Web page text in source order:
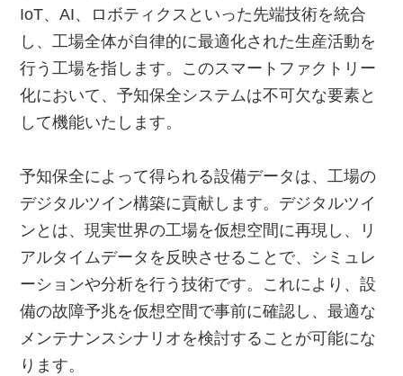
IoT、AI、ロボティクスといった先端技術を統合
し、工場全体が自律的に最適化された生産活動を
行う工場を指します。このスマートファクトリー
化において、予知保全システムは不可欠な要素と
して機能いたします。
予知保全によって得られる設備データは、工場の
デジタルツイン構築に貢献します。デジタルツイ
ンとは、現実世界の工場を仮想空間に再現し、リ
アルタイムデータを反映させることで、シミュレ
ーションや分析を行う技術です。これにより、設
備の故障予兆を仮想空間で事前に確認し、最適な
メンテナンスシナリオを検討することが可能にな
ります。